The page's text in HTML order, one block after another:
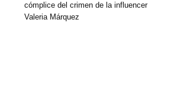
cómplice del crimen de la influencer
Valeria Márquez